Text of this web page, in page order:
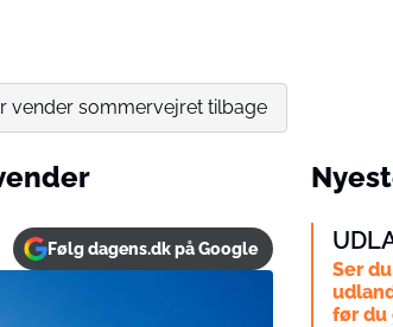
vender sommervejret tilbage
Følg dagens.dk på Google
Ser
før du